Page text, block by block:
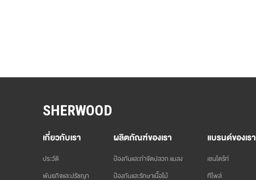
SHERWOOD
เกี่ยวกับเรา
ประวัติ
พันธกิจและปรัชญา
ผลิตภัณฑ์ของเรา
ป้องกันและกำจัดปลวก แมลง
ป้องกันและรักษาเนื้อไม้
แบรนด์ของเรา
เชนไดร้ท์
ทีโพล์